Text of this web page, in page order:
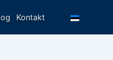
Kontakt